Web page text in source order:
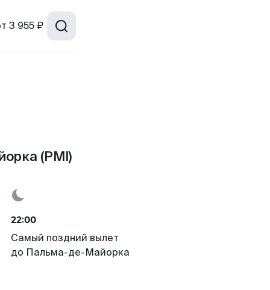
3 955 ₽
(PMI)
22:00
Самый поздний вылет
до Пальма-де-Майорка